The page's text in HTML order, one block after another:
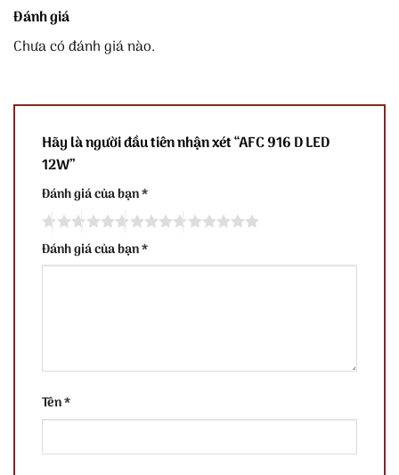
Đánh giá
Chưa có đánh giá nào.
Hãy là người đầu tiên nhận xét “AFC 916 D LED
12W”
Đánh giá của bạn*
Đánh giá của bạn*
Tên*